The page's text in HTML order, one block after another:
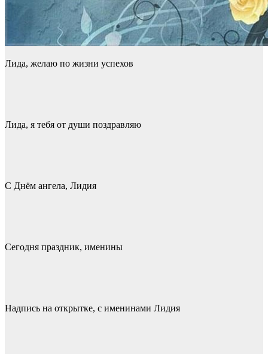
Лида, желаю по жизни успехов
Лида, я тебя от души поздравляю
С Днём ангела, Лидия
Сегодня праздник, именины
Надпись на открытке, с именинами Лидия